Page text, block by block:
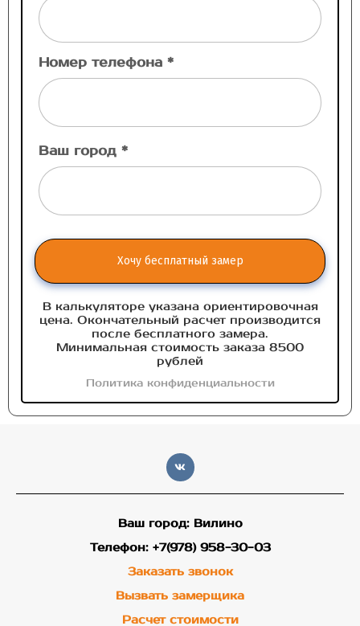
Номер телефона *
Ваш город *
Хочу бесплатный замер
В калькуляторе указана ориентировочная
цена. Окончательный расчет производится
после бесплатного замера.
Минимальная стоимость заказа 8500
рублей
Политика конфиденциальности
Ваш город: Вилино
Телефон: +7(978) 958-30-03
Заказать звонок
Вызвать замерщика
Расчет стоимости